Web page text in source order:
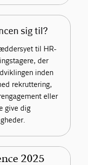
sig til?
til HR-
der
inden
rekruttering,
eller
give dig
2025